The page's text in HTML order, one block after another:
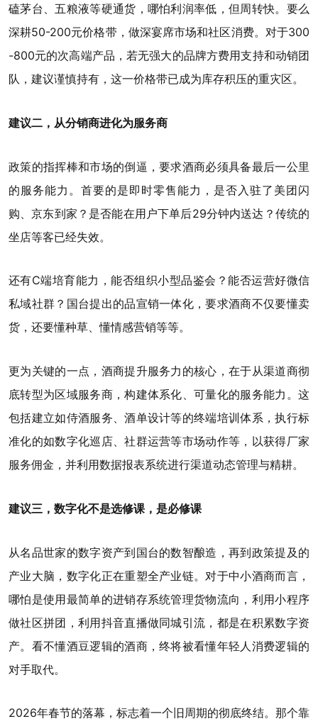
磕茅台、五粮液等硬通货，哪怕利润率低，但周转快。要么
深耕50-200元价格带，做深宴席市场和社区消费。对于300
-800元的次高端产品，若无强大的品牌方费用支持和动销团
队，建议谨慎持有，这一价格带已成为库存积压的重灾区。
建议二，从分销商进化为服务商
政策的指挥棒和市场的倒逼，要求酒商必须具备最后一公里
的服务能力。首要的是即时零售能力，是否入驻了美团闪
购、京东到家？是否能在用户下单后29分钟内送达？传统的
坐店等客已经失效。
还有C端培育能力，能否组织小型品鉴会？能否运营好微信
私域社群？国台提出的品宣销一体化，要求酒商不仅要懂卖
货，还要懂种草、懂情感营销等等。
更为关键的一点，酒商提升服务力的核心，在于从渠道商彻
底转型为区域服务商，构建体系化、可量化的服务能力。这
包括建立如侍酒服务、酒单设计等的终端培训体系，执行标
准化的如数字化巡店、社群运营等市场动作等，以获得厂家
服务佣金，并利用数据报表系统进行渠道动态管理与精耕。
建议三，数字化不是选修课，是必修课
从名品世家的数字资产到国台的数智酿造，再到政策提及的
产业大脑，数字化正在重塑全产业链。对于中小酒商而言，
哪怕是使用最简单的进销存系统管理货物流向，利用小程序
做社区拼团，利用抖音直播做同城引流，都是在积累数字资
产。看不懂酒豆逻辑的酒商，终将被看懂年轻人消费逻辑的
对手取代。
2026年春节的落幕，标志着一个旧周期的彻底终结。那个靠